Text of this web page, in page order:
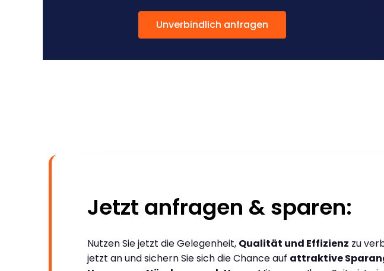
Unverbindlich anfragen
Jetzt anfragen & sparen:
Nutzen Sie jetzt die Gelegenheit, Qualität und Effizienz zu
jetzt an und sichern Sie sich die Chance auf attraktive